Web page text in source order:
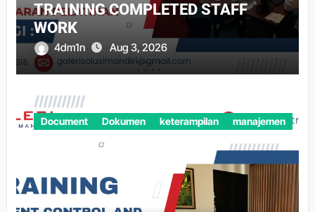
TRAINING COMPLETED STAFF
WORK
4dm1n Aug 3, 2026
Document Dokumen keterampilan manajemen